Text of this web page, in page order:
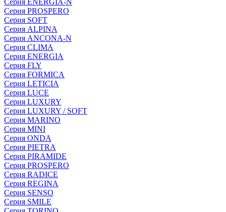
Серия ENERGIA-N
Серия PROSPERO
Серия SOFT
Серия ALPINA
Серия ANCONA-N
Серия CLIMA
Серия ENERGIA
Серия FLY
Серия FORMICA
Серия LETICIA
Серия LUCE
Серия LUXURY
Серия LUXURY / SOFT
Серия MARINO
Серия MINI
Серия ONDA
Серия PIETRA
Серия PIRAMIDE
Серия PROSPERO
Серия RADICE
Серия REGINA
Серия SENSO
Серия SMILE